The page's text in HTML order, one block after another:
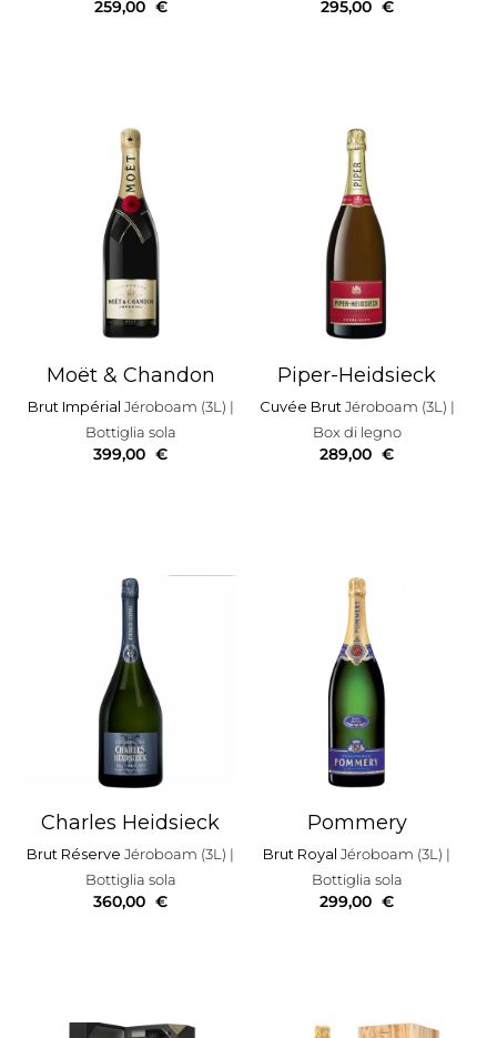
259,00 € 295,00 €
Moët & Chandon
Brut Impérial Jéroboam (3L) |
Bottiglia sola
399,00 €
Piper-Heidsieck
Cuvée Brut Jéroboam (3L) |
Box di legno
289,00 €
Charles Heidsieck
Brut RéserveJéroboam (3L) |
Bottiglia sola
360,00 €
Pommery
Brut RoyalJéroboam (3L) |
Bottiglia sola
299,00 €